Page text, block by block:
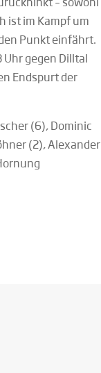
ist im Kampf um
Punkt einfährt.
Uhr gegen Dilltal
Endspurt der
(6), Dominic
(2), Alexander